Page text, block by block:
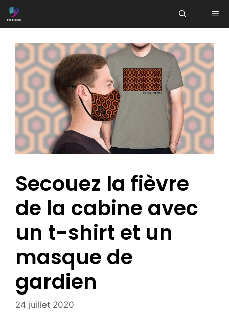
Aller
au
Secouez la fièvre
de la cabine avec
un t-shirt et un
masque de
gardien
24 juillet 2020